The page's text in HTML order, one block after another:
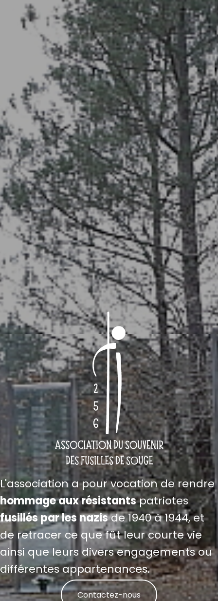
L'association a pour vocation de rendre
hommage aux résistantspatriotes
fusillés par les nazisde 1940 à 1944, et
de retracer ce que fût leur courte vie
ainsi que leurs divers engagements ou
différentes appartenances.
Contactez-nous